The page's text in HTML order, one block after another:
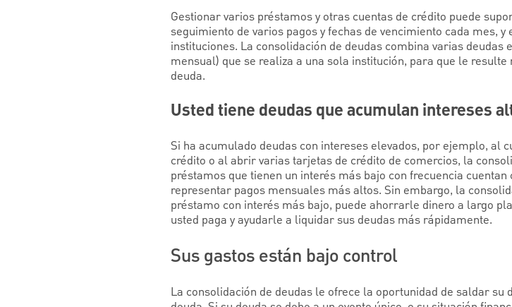
Gestionar varios préstamos y otras cuentas de crédito puede
seguimiento de varios pagos y fechas de vencimiento cada mes,
instituciones. La consolidación de deudas combina varias deudas
mensual) que se realiza a una sola institución, para que le
deuda.
Usted tiene deudas que acumulan intereses
Si ha acumulado deudas con intereses elevados, por ejemplo, al
crédito o al abrir varias tarjetas de crédito de comercios, la
préstamos que tienen un interés más bajo con frecuencia
representar pagos mensuales más altos. Sin embargo, la
préstamo con interés más bajo, puede ahorrarle dinero a largo
usted paga y ayudarle a liquidar sus deudas más rápidamente.
Sus gastos están bajo control
La consolidación de deudas le ofrece la oportunidad de saldar su